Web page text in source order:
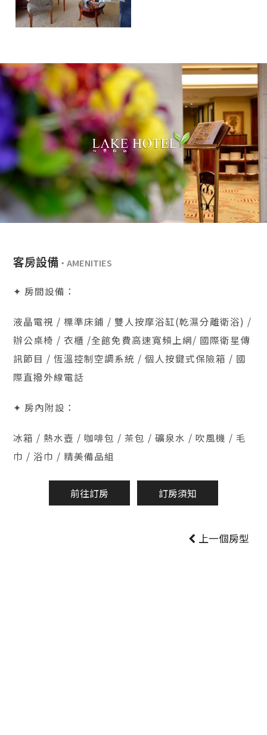
客房設備
✦ 房間設備：
液晶電視 / 標準床鋪 / 雙人按摩浴缸(乾濕分離衛浴) /
辦公桌椅 / 衣櫃 /全館免費高速寬頻上網/ 國際衛星傳
訊節目 / 恆溫控制空調系統 / 個人按鍵式保險箱 / 國
際直撥外線電話
✦ 房內附設：
冰箱 / 熱水壺 / 咖啡包 / 茶包 / 礦泉水 / 吹風機 / 毛
巾 / 浴巾 / 精美備品組
前往訂房 訂房須知
上一個房型